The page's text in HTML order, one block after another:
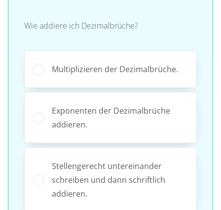
Wie addiere ich Dezimalbrüche?
Multiplizieren der Dezimalbrüche.
Exponenten der Dezimalbrüche
addieren.
Stellengerecht untereinander
schreiben und dann schriftlich
addieren.